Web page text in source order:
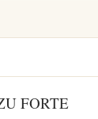
FORTE